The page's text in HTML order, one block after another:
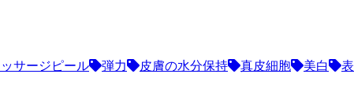
サージピール 弾力 皮膚の水分保持 真皮細胞 美白